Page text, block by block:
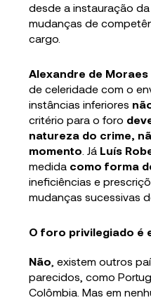
desde a instauração
mudanças de
cargo.
Alexandre de Moraes
de celeridade com o
instâncias inferiores
critério para o foro
natureza do crime,
momento . Já Luís
medida como forma
ineficiências e
mudanças sucessivas
O foro privilegiado é
Não , existem outros
parecidos, como
Colômbia. Mas em